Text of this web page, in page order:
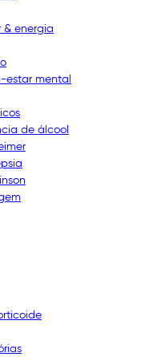
& energia
estar mental
de álcool